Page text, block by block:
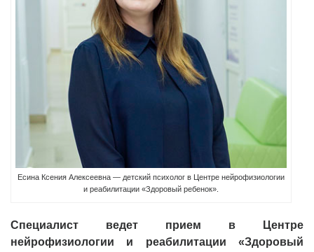
Есина Ксения Алексеевна — детский психолог в Центре нейрофизиологии
и реабилитации «Здоровый ребенок».
Специалист ведет прием в Центре
нейрофизиологии и реабилитации «Здоровый